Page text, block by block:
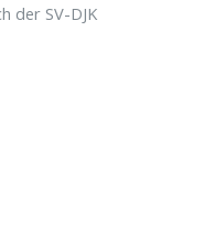
der SV-DJK